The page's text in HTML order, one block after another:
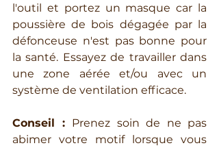
l'outil et portez un masque car la
poussière de bois dégagée par la
défonceuse n'est pas bonne pour
la santé. Essayez de travailler dans
une zone aérée et/ou avec un
système de ventilation efficace.
Conseil : Prenez soin de ne pas
abimer votre motif lorsque vous